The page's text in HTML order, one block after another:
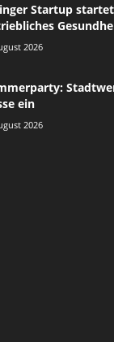
Startup
2026
ein
2026